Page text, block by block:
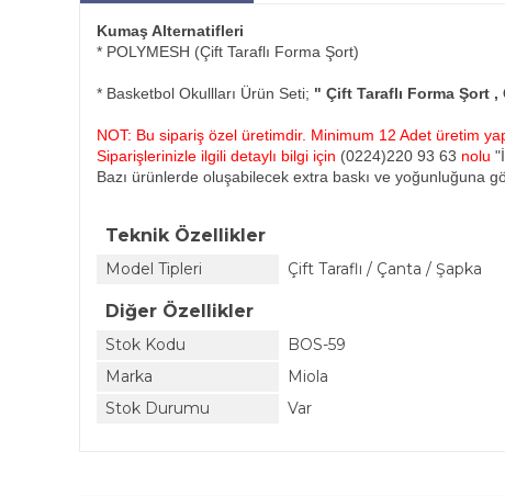
Kumaş Alternatifleri
* POLYMESH (Çift Taraflı Forma Şort)
* Basketbol Okullları Ürün Seti; " Çift Taraflı Forma Şort
NOT: Bu sipariş özel üretimdir. Minimum 12 Adet üretim
Siparişlerinizle ilgili detaylı bilgi için (0224)220 93 63 nolu
Bazı ürünlerde oluşabilecek extra baskı ve yoğunluğuna
Teknik Özellikler
Model Tipleri Çift Taraflı / Çanta / Şapka
Diğer Özellikler
Stok Kodu
BOS-59
Marka
Miola
Stok Durumu
Var